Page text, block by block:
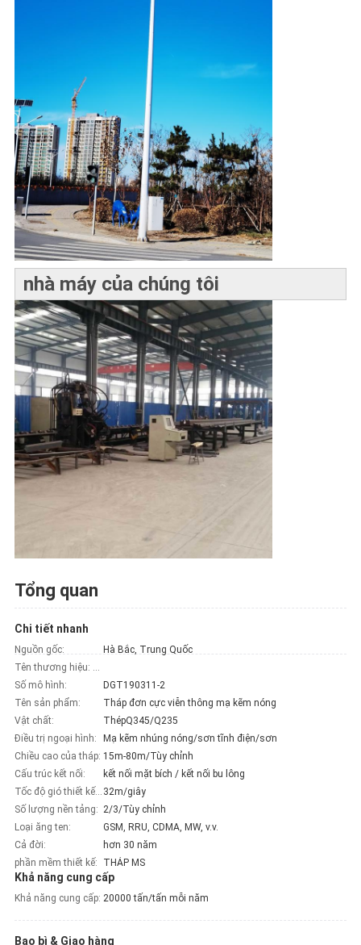
nhà máy của chúng tôi
Tổng quan
Chi tiết nhanh
Nguồn gốc:
Hà Bắc, Trung Quốc
Số mô hình:
DGT190311-2
Tên sản phẩm:
Tháp đơn cực viễn thông mạ kẽm nóng
Vật chất:
ThépQ345/Q235
Điều trị ngoại hình:
Mạ kẽm nhúng nóng/sơn tĩnh điện/sơn
Chiều cao của tháp: 15m-80m/Tùy chỉnh
Cấu trúc kết nối:
kết nối mặt bích / kết nối bu lông
Tốc độ gió thiết kế tối đa:
32m/giây
Số lượng nền tảng: 2/3/Tùy chỉnh
Loại ăng ten:
GSM, RRU, CDMA, MW, v.v.
Cả đời:
hơn 30 năm
phần mềm thiết kế:
THÁP MS
Khả năng cung cấp
Khả năng cung cấp: 20000 tấn/tấn mỗi năm
Bao bì & Giao hàng